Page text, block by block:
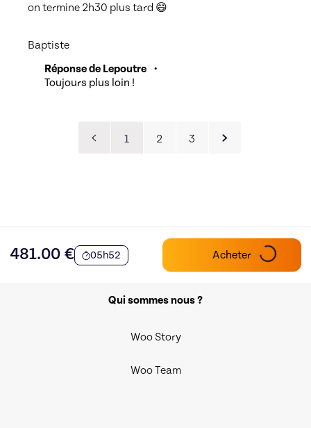
on termine 2h30 plus tard 😄
Baptiste
Réponse de Lepoutre
•
Toujours plus loin !
1 2 3
481.00 € 05h52 Acheter
Qui sommes nous ?
Woo Story
Woo Team